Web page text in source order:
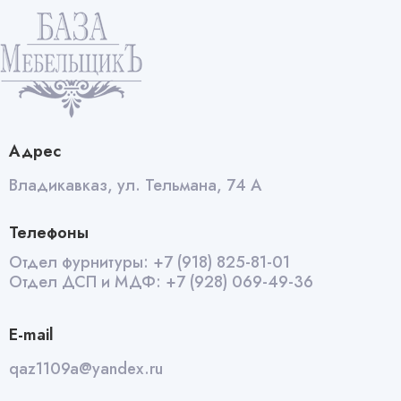
Адрес
Владикавказ, ул. Тельмана, 74 А
Телефоны
Отдел фурнитуры: +7 (918) 825-81-01
Отдел ДСП и МДФ: +7 (928) 069-49-36
E-mail
qaz1109a@yandex.ru